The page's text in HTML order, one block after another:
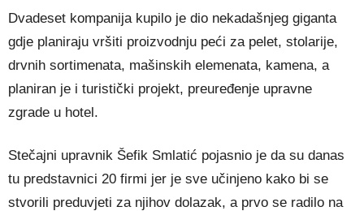
Dvadeset kompanija kupilo je dio nekadašnjeg giganta
gdje planiraju vršiti proizvodnju peći za pelet, stolarije,
drvnih sortimenata, mašinskih elemenata, kamena, a
planiran je i turistički projekt, preuređenje upravne
zgrade u hotel.
Stečajni upravnik Šefik Smlatić pojasnio je da su danas
tu predstavnici 20 firmi jer je sve učinjeno kako bi se
stvorili preduvjeti za njihov dolazak, a prvo se radilo na